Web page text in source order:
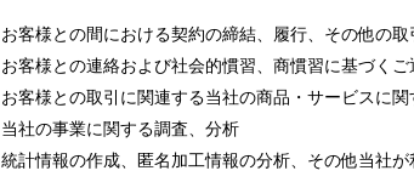
お客様との間における契約の締結、履行、その他の取
お客様との連絡および社会的慣習、商慣習に基づく
お客様との取引に関連する当社の商品・サービスに
当社の事業に関する調査、分析
統計情報の作成、匿名加工情報の分析、その他当社